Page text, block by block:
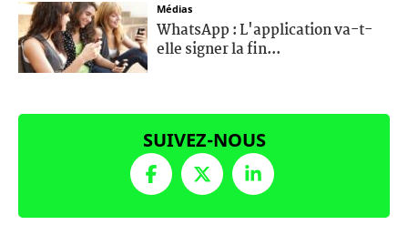
Médias
WhatsApp : L'application va-t-
elle signer la fin...
SUIVEZ-NOUS